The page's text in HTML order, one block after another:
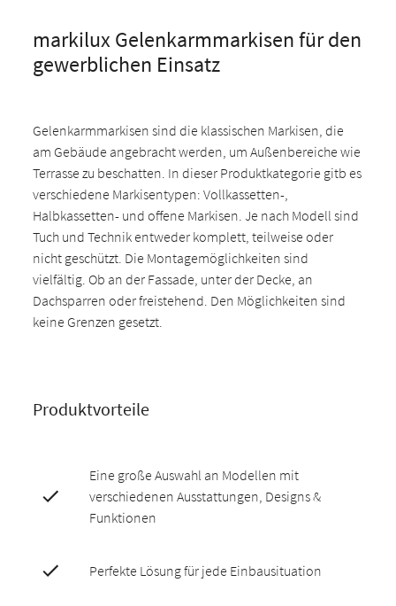
markilux Gelenkarmmarkisen für den
gewerblichen Einsatz
Gelenkarmmarkisen sind die klassischen Markisen, die
am Gebäude angebracht werden, um Außenbereiche wie
Terrasse zu beschatten. In dieser Produktkategorie gitb es
verschiedene Markisentypen: Vollkassetten-,
Halbkassetten- und offene Markisen. Je nach Modell sind
Tuch und Technik entweder komplett, teilweise oder
nicht geschützt. Die Montagemöglichkeiten sind
vielfältig. Ob an der Fassade, unter der Decke, an
Dachsparren oder freistehend. Den Möglichkeiten sind
keine Grenzen gesetzt.
Produktvorteile
Eine große Auswahl an Modellen mit
verschiedenen Ausstattungen, Designs &
Funktionen
Perfekte Lösung für jede Einbausituation